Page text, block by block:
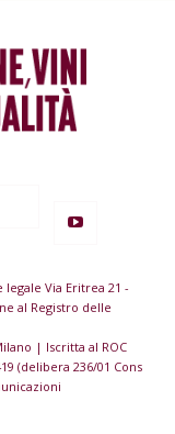
Via Eritrea 21 -
al Registro delle
| Iscritta al ROC
(delibera 236/01 Cons